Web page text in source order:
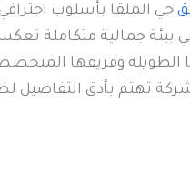
حي الملقا بأسلوب
جمالية متكاملة
وفريقها المتخصص
تهتم بأدق التفاصيل